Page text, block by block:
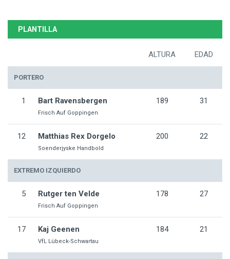
PLANTILLA
ALTURA EDAD
PORTERO
1 Bart Ravensbergen
Frisch Auf Goppingen
189 31
12 Matthias Rex Dorgelo
Soenderjyske Handbold
200 22
EXTREMO IZQUIERDO
5 Rutger ten Velde
Frisch Auf Goppingen
178 27
17 Kaj Geenen
VfL Lübeck-Schwartau
184 21